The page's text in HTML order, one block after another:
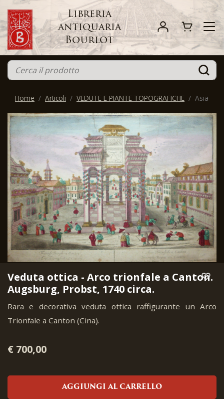
Libreria
antiquaria
Bourlot
Home Articoli VEDUTE E PIANTE TOPOGRAFICHE Asia
Veduta ottica - Arco trionfale a Canton.
Augsburg, Probst, 1740 circa.
Rara e decorativa veduta ottica raffigurante un Arco
Trionfale a Canton (Cina).
€ 700,00
AGGIUNGI AL CARRELLO